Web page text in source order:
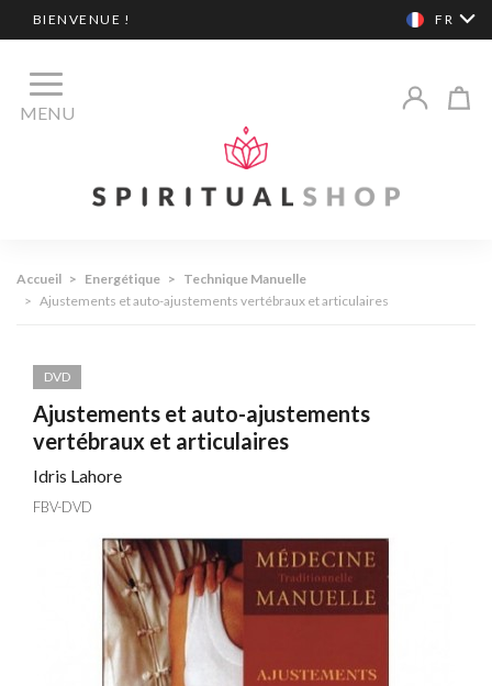
BIENVENUE ! FR
MENU
Accueil > Energétique > Technique Manuelle
> Ajustements et auto-ajustements vertébraux et articulaires
DVD
Ajustements et auto-ajustements
vertébraux et articulaires
Idris Lahore
FBV-DVD